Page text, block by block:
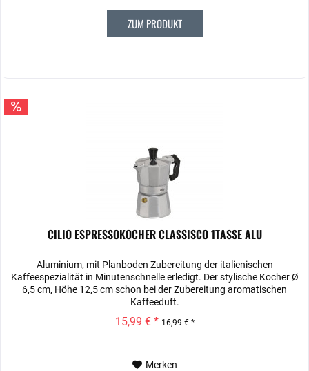
ZUM PRODUKT
CILIO ESPRESSOKOCHER CLASSISCO 1TASSE ALU
Aluminium, mit Planboden Zubereitung der italienischen
Kaffeespezialität in Minutenschnelle erledigt. Der stylische Kocher Ø
6,5 cm, Höhe 12,5 cm schon bei der Zubereitung aromatischen
Kaffeeduft.
15,99 € * 16,99 € *
Merken